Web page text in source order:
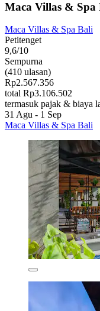
Maca Villas & Spa
Maca Villas & Spa Bali
Petitenget
9,6/10
Sempurna
(410 ulasan)
Rp2.567.356
total Rp3.106.502
termasuk pajak & biaya
31 Agu - 1 Sep
Maca Villas & Spa Bali